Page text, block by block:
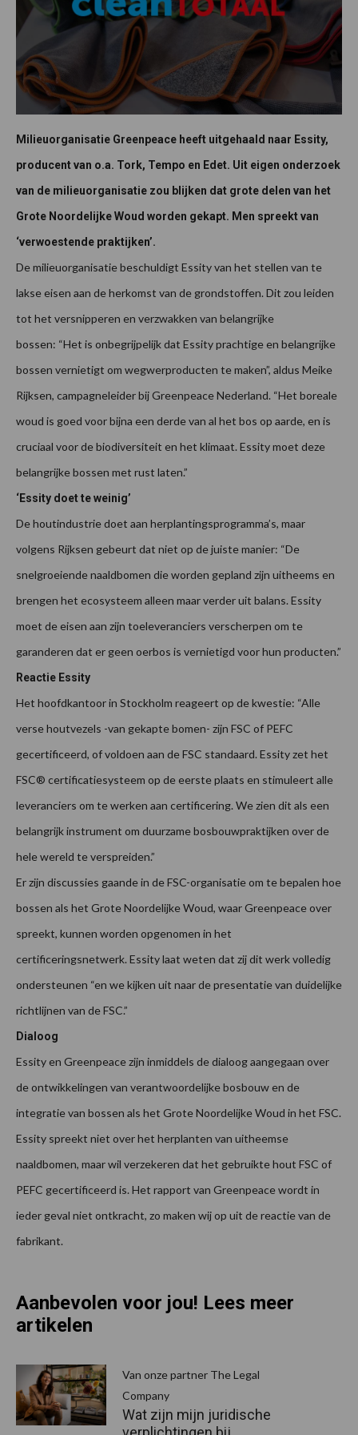
Milieuorganisatie Greenpeace heeft uitgehaald naar Essity,
producent van o.a. Tork, Tempo en Edet. Uit eigen onderzoek
van de milieuorganisatie zou blijken dat grote delen van het
Grote Noordelijke Woud worden gekapt. Men spreekt van
‘verwoestende praktijken’.
De milieuorganisatie beschuldigt Essity van het stellen van te
lakse eisen aan de herkomst van de grondstoffen. Dit zou leiden
tot het versnipperen en verzwakken van belangrijke
bossen: “Het is onbegrijpelijk dat Essity prachtige en belangrijke
bossen vernietigt om wegwerproducten te maken”, aldus Meike
Rijksen, campagneleider bij Greenpeace Nederland. “Het boreale
woud is goed voor bijna een derde van al het bos op aarde, en is
cruciaal voor de biodiversiteit en het klimaat. Essity moet deze
belangrijke bossen met rust laten.”
‘Essity doet te weinig’
De houtindustrie doet aan herplantingsprogramma’s, maar
volgens Rijksen gebeurt dat niet op de juiste manier: “De
snelgroeiende naaldbomen die worden gepland zijn uitheems en
brengen het ecosysteem alleen maar verder uit balans. Essity
moet de eisen aan zijn toeleveranciers verscherpen om te
garanderen dat er geen oerbos is vernietigd voor hun producten.”
Reactie Essity
Het hoofdkantoor in Stockholm reageert op de kwestie: “Alle
verse houtvezels -van gekapte bomen- zijn FSC of PEFC
gecertificeerd, of voldoen aan de FSC standaard. Essity zet het
FSC® certificatiesysteem op de eerste plaats en stimuleert alle
leveranciers om te werken aan certificering. We zien dit als een
belangrijk instrument om duurzame bosbouwpraktijken over de
hele wereld te verspreiden.”
Er zijn discussies gaande in de FSC-organisatie om te bepalen hoe
bossen als het Grote Noordelijke Woud, waar Greenpeace over
spreekt, kunnen worden opgenomen in het
certificeringsnetwerk. Essity laat weten dat zij dit werk volledig
ondersteunen “en we kijken uit naar de presentatie van duidelijke
richtlijnen van de FSC.”
Dialoog
Essity en Greenpeace zijn inmiddels de dialoog aangegaan over
de ontwikkelingen van verantwoordelijke bosbouw en de
integratie van bossen als het Grote Noordelijke Woud in het FSC.
Essity spreekt niet over het herplanten van uitheemse
naaldbomen, maar wil verzekeren dat het gebruikte hout FSC of
PEFC gecertificeerd is. Het rapport van Greenpeace wordt in
ieder geval niet ontkracht, zo maken wij op uit de reactie van de
fabrikant.
Aanbevolen voor jou! Lees meer
artikelen
Van onze partner The Legal
Company
Wat zijn mijn juridische